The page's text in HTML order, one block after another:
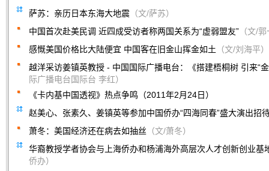
萨苏：亲历日本东海大地震 （文/萨苏）
中国首次赴美民调 近四成受访者称两国关系为“虚弱盟友” （文/
感慨美国价格比大陆便宜 中国客在旧金山挥金如土 （文/刘海平）
越洋采访姜镇英教授 - 中国国际广播电台：《搭建梧桐树 引来“
际广播电台国际台 李红）
《卡内基中国透视》热点争鸣（2011年2月24日）
赵美心、张素久、姜镇英等参加中国侨办“四海同春”盛大演出招
萧冬：美国经济还在病去如抽丝 （文/萧冬）
华裔教授学者协会与上海侨办和杨浦海外高层次人才创新创业基
侨办）